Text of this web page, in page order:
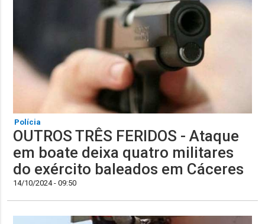
Polícia
OUTROS TRÊS FERIDOS - Ataque
em boate deixa quatro militares
do exército baleados em Cáceres
14/10/2024 - 09:50